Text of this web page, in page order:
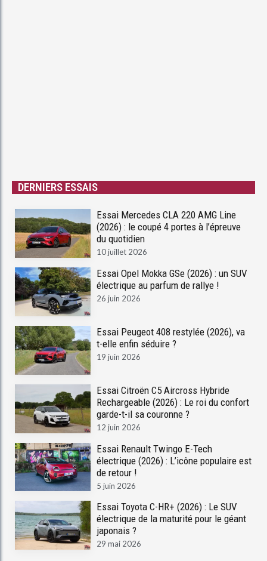
DERNIERS ESSAIS
Essai Mercedes CLA 220 AMG Line
(2026) : le coupé 4 portes à l’épreuve
du quotidien
10 juillet 2026
Essai Opel Mokka GSe (2026) : un SUV
électrique au parfum de rallye !
26 juin 2026
Essai Peugeot 408 restylée (2026), va
t-elle enfin séduire ?
19 juin 2026
Essai Citroën C5 Aircross Hybride
Rechargeable (2026) : Le roi du confort
garde-t-il sa couronne ?
12 juin 2026
Essai Renault Twingo E-Tech
électrique (2026) : L’icône populaire est
de retour !
5 juin 2026
Essai Toyota C-HR+ (2026) : Le SUV
électrique de la maturité pour le géant
japonais ?
29 mai 2026